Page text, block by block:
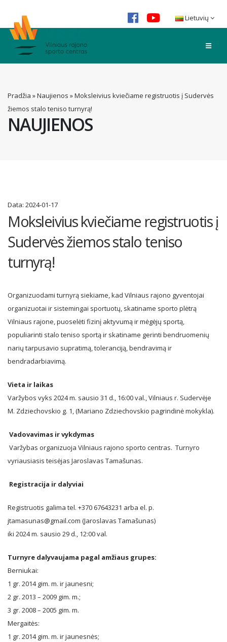
Lietuvių
NAUJIENOS
Pradžia »Naujienos »Moksleivius kviečiame registruotis į Sudervės
žiemos stalo teniso turnyrą!
Data: 2024-01-17
Moksleivius kviečiame registruotis į
Sudervės žiemos stalo teniso
turnyrą!
Organizuodami turnyrą siekiame, kad Vilniaus rajono gyventojai
organizuotai ir sistemingai sportuotų, skatiname sporto plėtrą
Vilniaus rajone, puoselėti fizinį aktyvumą ir mėgėjų sportą,
populiarinti stalo teniso sportą ir skatiname gerinti bendruomenių
narių tarpusavio supratimą, toleranciją, bendravimą ir
bendradarbiavimą.
Vieta ir laikas
Varžybos vyks 2024 m. sausio 31 d., 16:00 val., Vilniaus r. Sudervėje
M. Zdziechovskio g. 1, (Mariano Zdziechovskio pagrindinė mokykla).
Vadovavimas ir vykdymas
Varžybas organizuoja Vilniaus rajono sporto centras. Turnyro
vyriausiasis teisėjas Jaroslavas Tamašunas.
Registracija ir dalyviai
Registruotis galima tel. +370 67643231 arba el. p.
jtamasunas@gmail.com (Jaroslavas Tamašunas)
iki 2024 m. sausio 29 d., 12:00 val.
Turnyre dalyvaujama pagal amžiaus grupes:
Berniukai:
1 gr. 2014 gim. m. ir jaunesni;
2 gr. 2013 – 2009 gim. m.;
3 gr. 2008 – 2005 gim. m.
Mergaitės:
1 gr. 2014 gim. m. ir jaunesnės;